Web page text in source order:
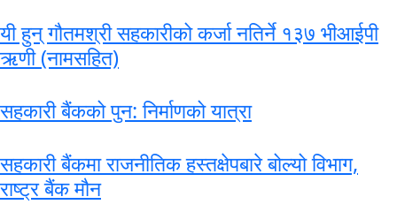
यी हुन् गौतमश्री सहकारीको कर्जा नतिर्ने १३७ भीआईपी
ऋणी (नामसहित)
सहकारी बैंकको पुन: निर्माणको यात्रा
सहकारी बैंकमा राजनीतिक हस्तक्षेपबारे बोल्यो विभाग,
राष्ट्र बैंक मौन